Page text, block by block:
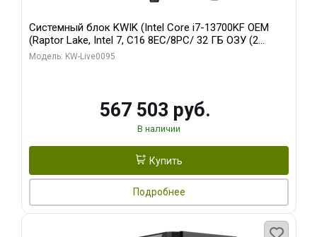
Системный блок KWIK (Intel Core i7-13700KF OEM
(Raptor Lake, Intel 7, C16 8EC/8PC/ 32 ГБ ОЗУ (2
модуля)/ Afox RTX4090 24GB GDDR6X 384-Bit 3xDP
Модель: KW-Live0095
567 503 руб.
В наличии
Купить
Подробнее